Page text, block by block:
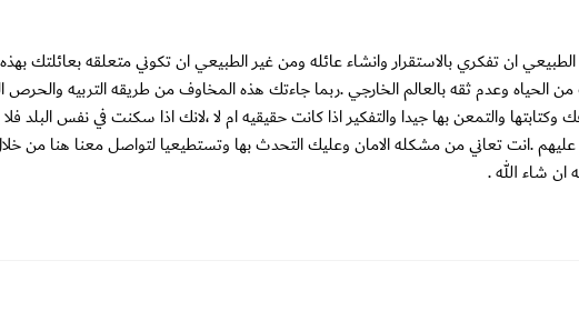
الطبيعي ان تفكري بالاستقرار وانشاء عائله ومن غير الطبيعي ان تكوني متعلقه بعائلتك
وعدم ثقه بالعالم الخارجي .ربما جاءتك هذه المخاوف من طريقه التربيه والحرص
والتمعن بها جيدا والتفكير اذا كانت حقيقيه ام لا ،لانك اذا سكنت في نفس البلد
عليهم .انت تعاني من مشكله الامان وعليك التحدث بها وتستطيعيا لتواصل معنا هنا من
شاء الله .